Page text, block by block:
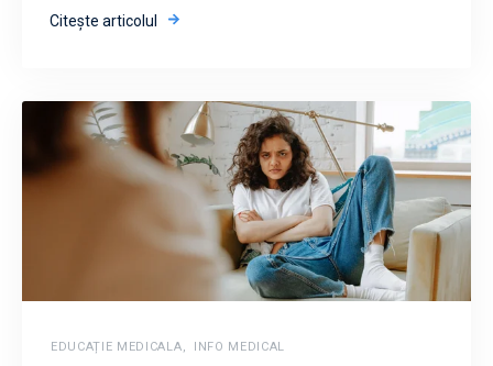
Citește articolul
EDUCAȚIE MEDICALA, INFO MEDICAL